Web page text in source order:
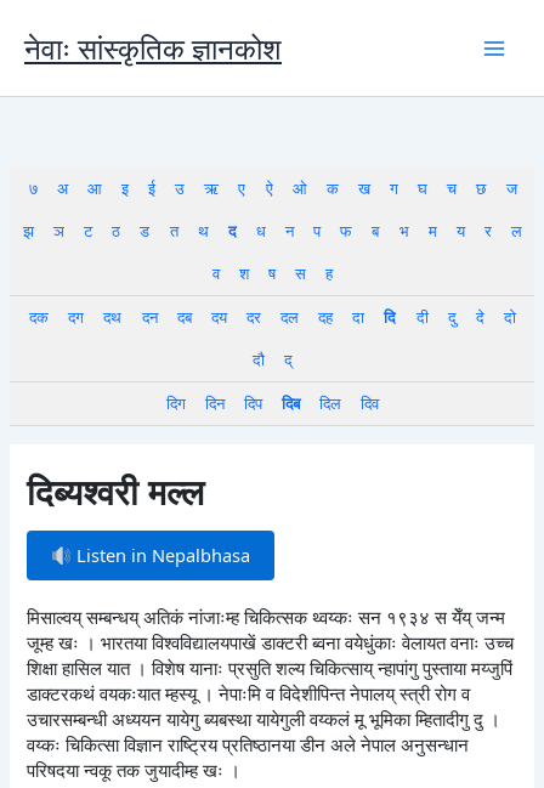
content
नेवाः सांस्कृतिक ज्ञानकोश
७ अ आ इ ई उ ऋ ए ऐ ओ क ख ग घ च छ
ज
झ
ञ ट ठ ड त थ द ध न प फ ब भ म य र
ल
व
श ष स
ह
दक
दग दथ दन दब दय दर दल दह दा दि दी दु दे
दो
दौ
द्
दिग
दिन दिप दिब दिल दिव
दिब्यश्वरी मल्ल
Listen in Nepalbhasa
मिसाल्वय् सम्बन्धय् अतिकं नांजाःम्ह चिकित्सक थ्वय्कः सन १९३४ स येँय् जन्म
जूम्ह खः । भारतया विश्वविद्यालयपाखें डाक्टरी ब्वना वयेधुंकाः वेलायत वनाः उच्च
शिक्षा हासिल यात । विशेष यानाः प्रसुति शल्य चिकित्साय् न्हापांगु पुस्ताया मय्जुपिं
डाक्टरकथं वयकःयात म्हस्यू । नेपाःमि व विदेशीपिन्त नेपालय् स्त्री रोग व
उचारसम्बन्धी अध्ययन यायेगु ब्यबस्था यायेगुली वय्कलं मू भूमिका म्हितादीगु दु ।
वय्कः चिकित्सा विज्ञान राष्ट्रिय प्रतिष्ठानया डीन अले नेपाल अनुसन्धान
परिषदया न्वकू तक जुयादीम्ह खः ।